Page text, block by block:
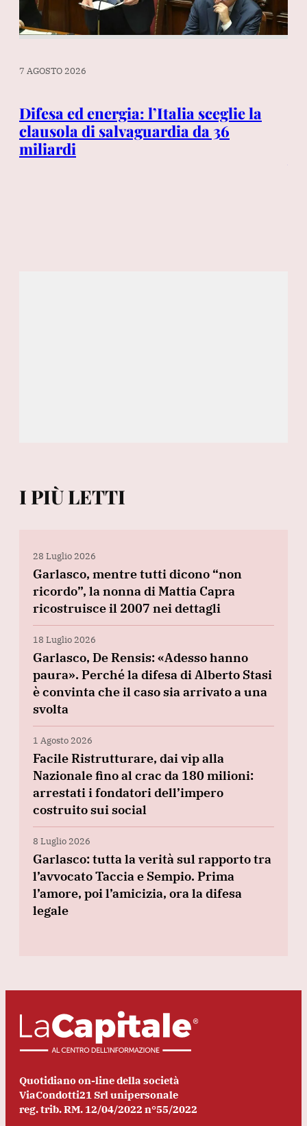
7 AGOSTO 2026
Difesa ed energia: l’Italia sceglie la
clausola di salvaguardia da 36
miliardi
I PIÙ LETTI
28 Luglio 2026
Garlasco, mentre tutti dicono “non
ricordo”, la nonna di Mattia Capra
ricostruisce il 2007 nei dettagli
18 Luglio 2026
Garlasco, De Rensis: «Adesso hanno
paura». Perché la difesa di Alberto Stasi
è convinta che il caso sia arrivato a una
svolta
1 Agosto 2026
Facile Ristrutturare, dai vip alla
Nazionale fino al crac da 180 milioni:
arrestati i fondatori dell’impero
costruito sui social
8 Luglio 2026
Garlasco: tutta la verità sul rapporto tra
l’avvocato Taccia e Sempio. Prima
l’amore, poi l’amicizia, ora la difesa
legale
Quotidiano on-line della società
ViaCondotti21 Srl unipersonale
reg. trib. RM. 12/04/2022 n°55/2022